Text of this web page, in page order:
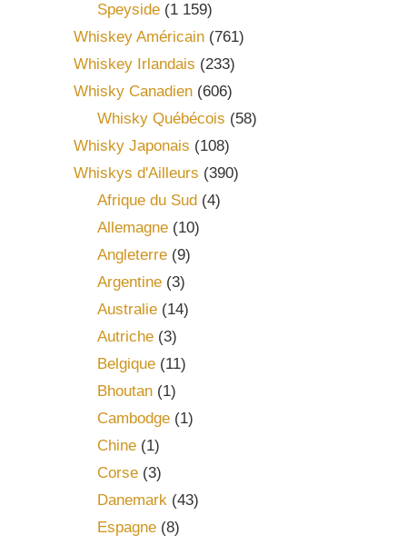
Speyside(1 159)
Whiskey Américain (761)
Whiskey Irlandais (233)
Whisky Canadien (606)
Whisky Québécois (58)
Whisky Japonais (108)
Whiskys d'Ailleurs (390)
Afrique du Sud (4)
Allemagne(10)
Angleterre(9)
Argentine(3)
Australie(14)
Autriche(3)
Belgique(11)
Bhoutan(1)
Cambodge(1)
Chine(1)
Corse(3)
Danemark(43)
Espagne(8)